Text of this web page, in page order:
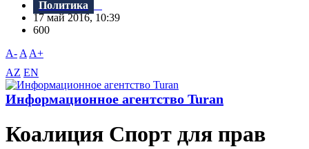
Политика
17 май 2016, 10:39
600
A- A A+
AZ EN
Информационное агентство Turan
Коалиция Cпорт для прав